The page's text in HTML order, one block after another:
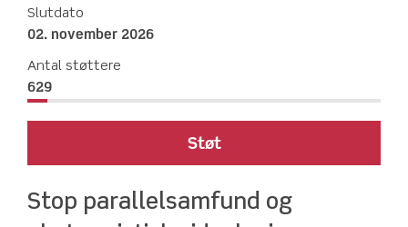
Slutdato
02. november 2026
Antal støttere
629
Støt
Stop parallelsamfund og